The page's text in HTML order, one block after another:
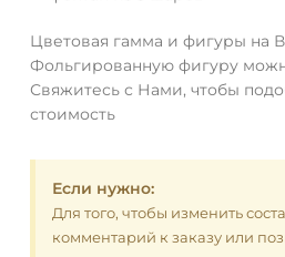
Цветовая гамма и фигуры на
Фольгированную фигуру
Свяжитесь с Нами, чтобы
стоимость
Если нужно:
Для того, чтобы изменить
комментарий к заказу или